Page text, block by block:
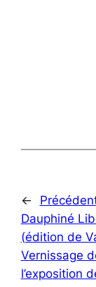
←
Dauphiné
(édition de
Vernissage
l’exposition